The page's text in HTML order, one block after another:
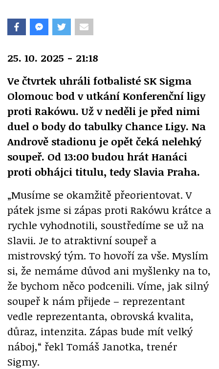
25. 10. 2025 - 21:18
Ve čtvrtek uhráli fotbalisté SK Sigma
Olomouc bod v utkání Konferenční ligy
proti Rakówu. Už v neděli je před nimi
duel o body do tabulky Chance Ligy. Na
Andrově stadionu je opět čeká nelehký
soupeř. Od 13:00 budou hrát Hanáci
proti obhájci titulu, tedy Slavia Praha.
„Musíme se okamžitě přeorientovat. V
pátek jsme si zápas proti Rakówu krátce a
rychle vyhodnotili, soustředíme se už na
Slavii. Je to atraktivní soupeř a
mistrovský tým. To hovoří za vše. Myslím
si, že nemáme důvod ani myšlenky na to,
že bychom něco podcenili. Víme, jak silný
soupeř k nám přijede – reprezentant
vedle reprezentanta, obrovská kvalita,
důraz, intenzita. Zápas bude mít velký
náboj,“ řekl Tomáš Janotka, trenér
Sigmy.